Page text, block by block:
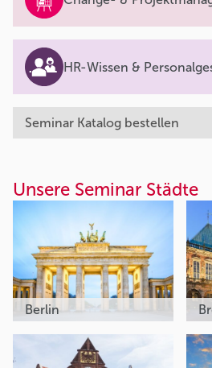
HR-Wissen &
Seminar Katalog bestellen
Unsere Seminar Städte
Berlin